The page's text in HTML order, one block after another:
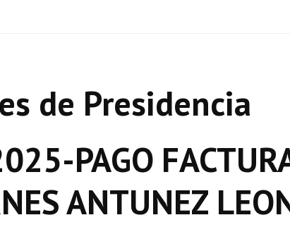
de Presidencia
PAGO
ANTUNEZ